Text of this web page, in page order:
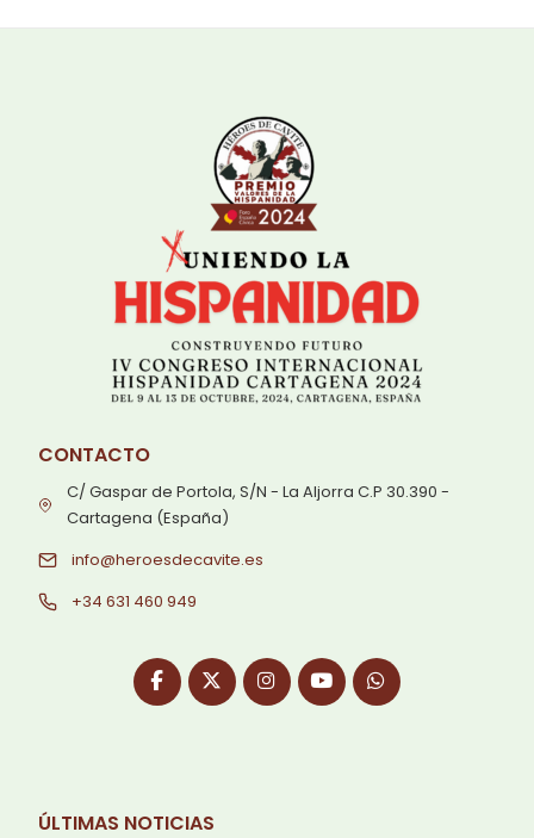
CONTACTO
C/ Gaspar de Portola, S/N - La Aljorra C.P 30.390 -
Cartagena (España)
info@heroesdecavite.es
+34 631 460 949
ÚLTIMAS NOTICIAS